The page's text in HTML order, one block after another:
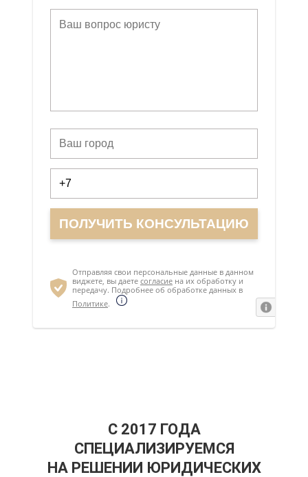
С 2017 ГОДА
СПЕЦИАЛИЗИРУЕМСЯ
НА РЕШЕНИИ ЮРИДИЧЕСКИХ